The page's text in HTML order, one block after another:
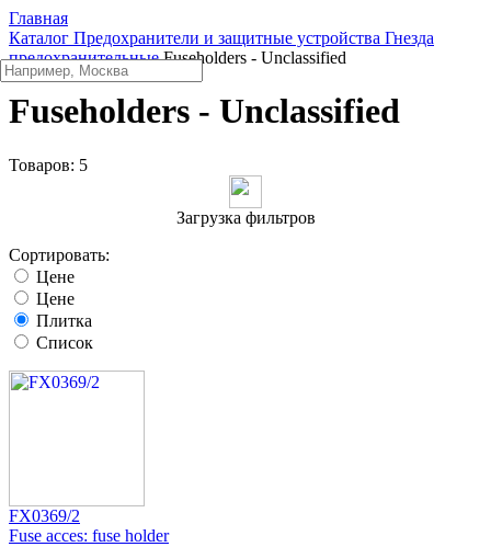
Главная
Каталог Предохранители и защитные устройства Гнезда
предохранительные Fuseholders - Unclassified
Fuseholders - Unclassified
Товаров: 5
Загрузка фильтров
Сортировать:
Цене
Цене
Плитка
Список
FX0369/2
Fuse acces: fuse holder